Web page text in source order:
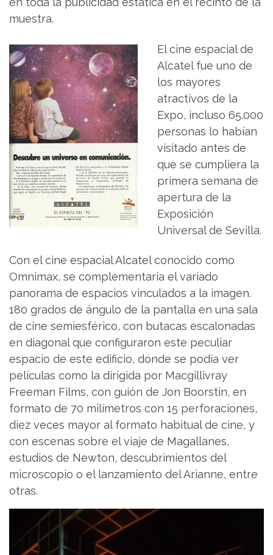
muestra.
El cine espacial de
Alcatel fue uno de
los mayores
atractivos de la
Expo, incluso 65.000
personas lo habían
visitado antes de
que se cumpliera la
primera semana de
apertura de la
Exposición
Universal de Sevilla.
Con el cine espacial Alcatel conocido como
Omnimax, se complementaria el variado
panorama de espacios vinculados a la imagen.
180 grados de ángulo de la pantalla en una sala
de cine semiesférico, con butacas escalonadas
en diagonal que configuraron este peculiar
espacio de este edificio, donde se podía ver
películas como la dirigida por Macgillivray
Freeman Films, con guión de Jon Boorstin, en
formato de 70 milímetros con 15 perforaciones,
diez veces mayor al formato habitual de cine, y
con escenas sobre el viaje de Magallanes,
estudios de Newton, descubrimientos del
microscopio o el lanzamiento del Arianne, entre
otras.